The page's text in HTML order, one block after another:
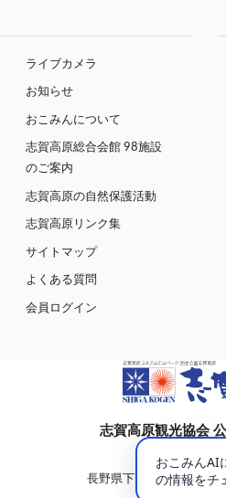
ライブカメラ
お知らせ
おこみんについて
志賀高原総合会館 98施設
のご案内
志賀高原の自然保護活動
志賀高原リンク集
サイトマップ
よくある質問
会員ログイン
志賀高原観光協会
〒381-
長野県下高井郡山ノ内町